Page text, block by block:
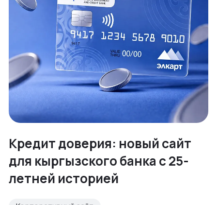
Кредит доверия: новый сайт
для кыргызского банка с 25-
летней историей